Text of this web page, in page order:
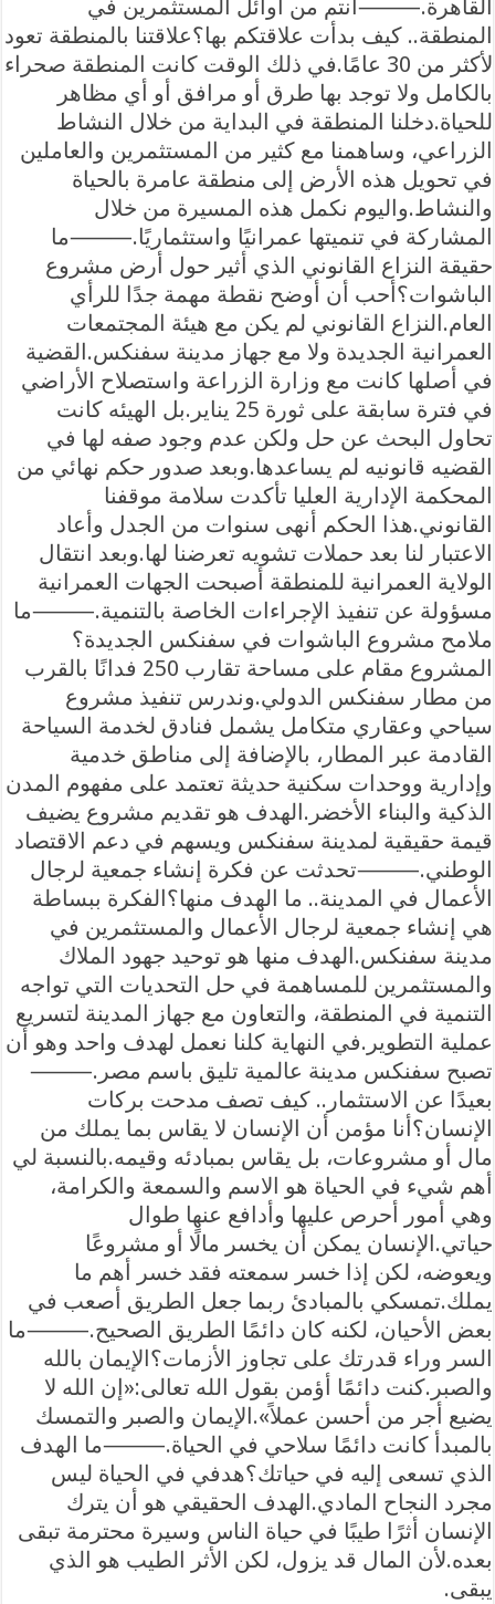
القاهرة.⸻أنتم من أوائل المستثمرين في
المنطقة.. كيف بدأت علاقتكم بها؟علاقتنا بالمنطقة تعود
لأكثر من 30 عامًا.في ذلك الوقت كانت المنطقة صحراء
بالكامل ولا توجد بها طرق أو مرافق أو أي مظاهر
للحياة.دخلنا المنطقة في البداية من خلال النشاط
الزراعي، وساهمنا مع كثير من المستثمرين والعاملين
في تحويل هذه الأرض إلى منطقة عامرة بالحياة
والنشاط.واليوم نكمل هذه المسيرة من خلال
المشاركة في تنميتها عمرانيًا واستثماريًا.⸻ما
حقيقة النزاع القانوني الذي أثير حول أرض مشروع
الباشوات؟أحب أن أوضح نقطة مهمة جدًا للرأي
العام.النزاع القانوني لم يكن مع هيئة المجتمعات
العمرانية الجديدة ولا مع جهاز مدينة سفنكس.القضية
في أصلها كانت مع وزارة الزراعة واستصلاح الأراضي
في فترة سابقة على ثورة 25 يناير.بل الهيئه كانت
تحاول البحث عن حل ولكن عدم وجود صفه لها في
القضيه قانونيه لم يساعدها.وبعد صدور حكم نهائي من
المحكمة الإدارية العليا تأكدت سلامة موقفنا
القانوني.هذا الحكم أنهى سنوات من الجدل وأعاد
الاعتبار لنا بعد حملات تشويه تعرضنا لها.وبعد انتقال
الولاية العمرانية للمنطقة أصبحت الجهات العمرانية
مسؤولة عن تنفيذ الإجراءات الخاصة بالتنمية.⸻ما
ملامح مشروع الباشوات في سفنكس الجديدة؟
المشروع مقام على مساحة تقارب 250 فدانًا بالقرب
من مطار سفنكس الدولي.وندرس تنفيذ مشروع
سياحي وعقاري متكامل يشمل فنادق لخدمة السياحة
القادمة عبر المطار، بالإضافة إلى مناطق خدمية
وإدارية ووحدات سكنية حديثة تعتمد على مفهوم المدن
الذكية والبناء الأخضر.الهدف هو تقديم مشروع يضيف
قيمة حقيقية لمدينة سفنكس ويسهم في دعم الاقتصاد
الوطني.⸻تحدثت عن فكرة إنشاء جمعية لرجال
الأعمال في المدينة.. ما الهدف منها؟الفكرة ببساطة
هي إنشاء جمعية لرجال الأعمال والمستثمرين في
مدينة سفنكس.الهدف منها هو توحيد جهود الملاك
والمستثمرين للمساهمة في حل التحديات التي تواجه
التنمية في المنطقة، والتعاون مع جهاز المدينة لتسريع
عملية التطوير.في النهاية كلنا نعمل لهدف واحد وهو أن
تصبح سفنكس مدينة عالمية تليق باسم مصر.⸻
بعيدًا عن الاستثمار.. كيف تصف مدحت بركات
الإنسان؟أنا مؤمن أن الإنسان لا يقاس بما يملك من
مال أو مشروعات، بل يقاس بمبادئه وقيمه.بالنسبة لي
أهم شيء في الحياة هو الاسم والسمعة والكرامة،
وهي أمور أحرص عليها وأدافع عنها طوال
حياتي.الإنسان يمكن أن يخسر مالًا أو مشروعًا
ويعوضه، لكن إذا خسر سمعته فقد خسر أهم ما
يملك.تمسكي بالمبادئ ربما جعل الطريق أصعب في
بعض الأحيان، لكنه كان دائمًا الطريق الصحيح.⸻ما
السر وراء قدرتك على تجاوز الأزمات؟الإيمان بالله
والصبر.كنت دائمًا أؤمن بقول الله تعالى:«إن الله لا
يضيع أجر من أحسن عملاً».الإيمان والصبر والتمسك
بالمبدأ كانت دائمًا سلاحي في الحياة.⸻ما الهدف
الذي تسعى إليه في حياتك؟هدفي في الحياة ليس
مجرد النجاح المادي.الهدف الحقيقي هو أن يترك
الإنسان أثرًا طيبًا في حياة الناس وسيرة محترمة تبقى
بعده.لأن المال قد يزول، لكن الأثر الطيب هو الذي
يبقى.